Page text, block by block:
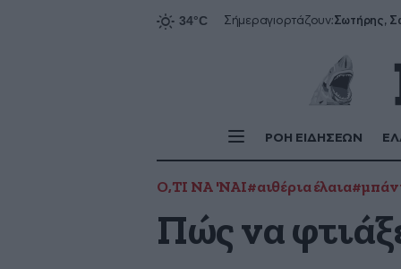
Σήμεραγιορτάζουν:
ΡΟΗ ΕΙΔΗΣΕΩΝ
Ο,ΤΙ ΝΑ 'ΝΑΙ#αιθέρια έλαια
Πώς να